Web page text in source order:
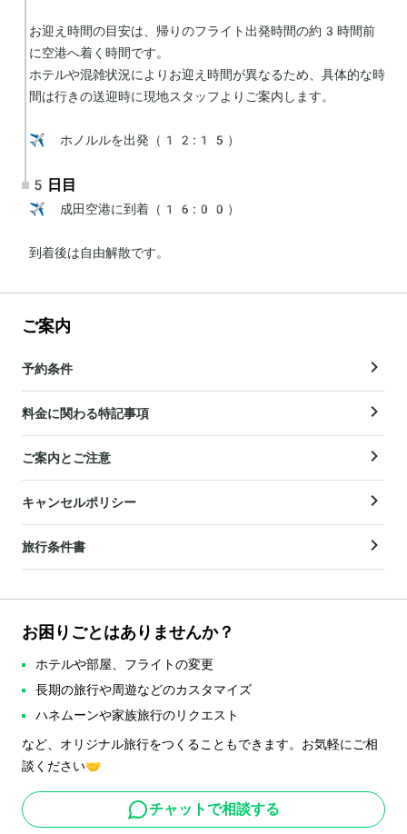
お迎え時間の目安は、帰りのフライト出発時間の約3時間前
に空港へ着く時間です。
ホテルや混雑状況によりお迎え時間が異なるため、具体的な時
間は行きの送迎時に現地スタッフよりご案内します。
✈️ ホノルルを出発（12:15）
5日目
✈️ 成田空港に到着（16:00）
到着後は自由解散です。
ご案内
予約条件
料金に関わる特記事項
ご案内とご注意
キャンセルポリシー
旅行条件書
お困りごとはありませんか？
ホテルや部屋、フライトの変更
長期の旅行や周遊などのカスタマイズ
ハネムーンや家族旅行のリクエスト
など、オリジナル旅行をつくることもできます。お気軽にご相
談ください🤝
チャットで相談する